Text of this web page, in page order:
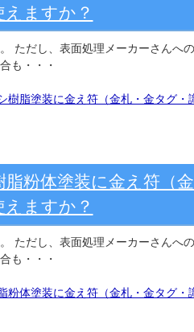
ますか？
ただし、表面処理メーカーさんへ
も・・・
樹脂塗装に金え符（金札・金タグ
粉体塗装に金え符（
ますか？
ただし、表面処理メーカーさんへ
も・・・
粉体塗装に金え符（金札・金タグ